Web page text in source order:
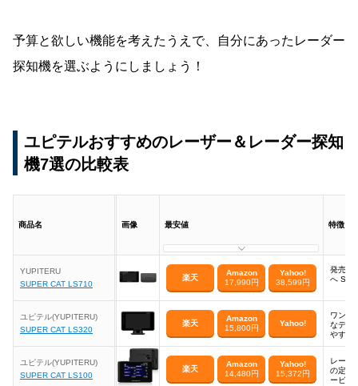
予算と欲しい機能を考えたうえで、自分にあったレーダー
探知機を選ぶようにしましょう！
ユピテルおすすめのレーザー＆レーダー探知
機7選の比較表
商品名 画像 最安値 特徴
YUPITERU
SUPER CAT LS710
楽天
Amazon
17,990円
Yahoo!
38,599円
発売か
へ
ユピテル(YUPITERU)
SUPER CAT LS320
楽天
Amazon
15,800円
Yahoo!
ワンボ
なデザ
やすい
ユピテル(YUPITERU)
SUPER CAT LS100
楽天
Amazon
14,480円
Yahoo!
15,372円
レーダ
の定番
ービス